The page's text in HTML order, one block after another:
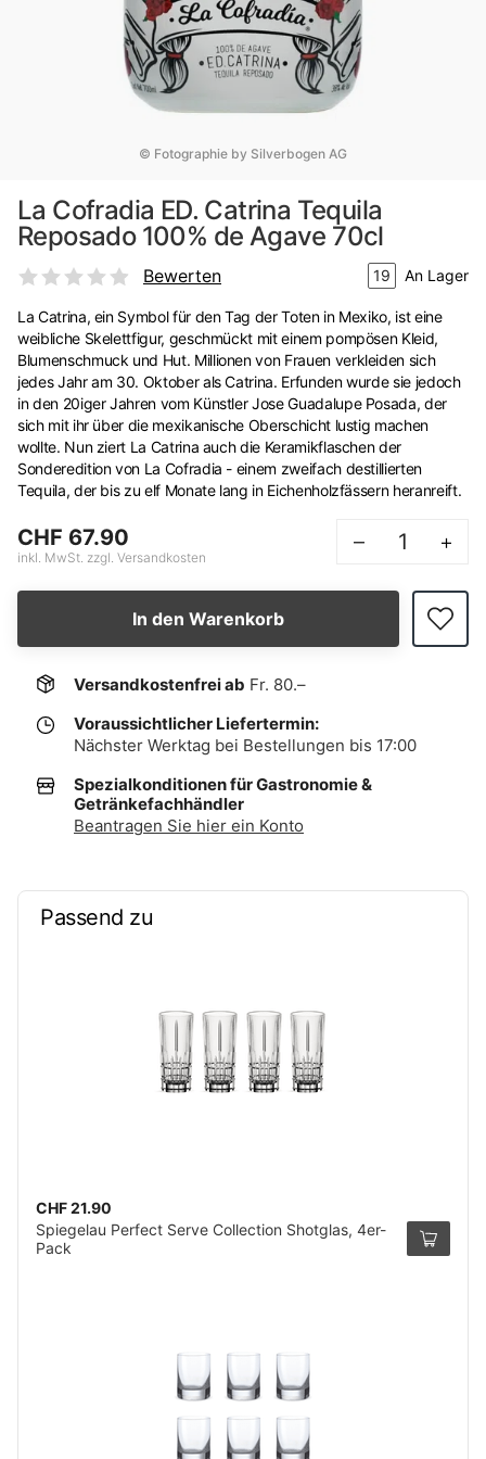
© Fotographie by Silverbogen AG
La Cofradia ED. Catrina Tequila
Reposado 100% de Agave 70cl
Bewerten 19 An Lager
La Catrina, ein Symbol für den Tag der Toten in Mexiko, ist eine
weibliche Skelettfigur, geschmückt mit einem pompösen Kleid,
Blumenschmuck und Hut. Millionen von Frauen verkleiden sich
jedes Jahr am 30. Oktober als Catrina. Erfunden wurde sie jedoch
in den 20iger Jahren vom Künstler Jose Guadalupe Posada, der
sich mit ihr über die mexikanische Oberschicht lustig machen
wollte. Nun ziert La Catrina auch die Keramikflaschen der
Sonderedition von La Cofradia - einem zweifach destillierten
Tequila, der bis zu elf Monate lang in Eichenholzfässern heranreift.
CHF 67.90
inkl. MwSt. zzgl. Versandkosten
– +
In den Warenkorb
Versandkostenfrei ab Fr. 80.–
Voraussichtlicher Liefertermin:
Nächster Werktag bei Bestellungen bis 17:00
Spezialkonditionen für Gastronomie &
Getränkefachhändler
Beantragen Sie hier ein Konto
Passend zu
CHF 21.90
Spiegelau Perfect Serve Collection Shotglas, 4er-
Pack